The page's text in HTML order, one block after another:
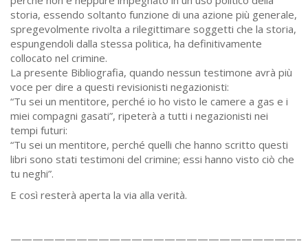
storia, essendo soltanto funzione di una azione più generale,
spregevolmente rivolta a rilegittimare soggetti che la storia,
espungendoli dalla stessa politica, ha definitivamente
collocato nel crimine.
La presente Bibliografia, quando nessun testimone avrà più
voce per dire a questi revisionisti negazionisti:
“Tu sei un mentitore, perché io ho visto le camere a gas e i
miei compagni gasati”, ripeterà a tutti i negazionisti nei
tempi futuri:
“Tu sei un mentitore, perché quelli che hanno scritto questi
libri sono stati testimoni del crimine; essi hanno visto ciò che
tu neghi”.
E così resterà aperta la via alla verità.
——————————————————————————–